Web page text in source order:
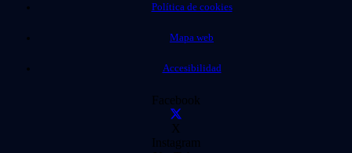
Política de cookies
Mapa web
Accesibilidad
Facebook
X
Instagram